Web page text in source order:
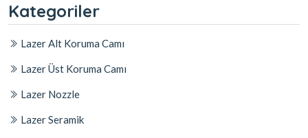
Kategoriler
Lazer Alt Koruma Camı
Lazer Üst Koruma Camı
Lazer Nozzle
Lazer Seramik